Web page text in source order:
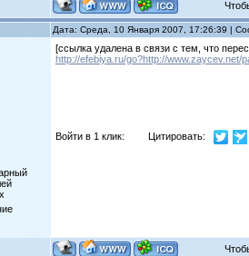
Дата: Среда, 10 Января 2007, 17:26:39 |
[ссылка удалена в связи с тем, что
http://efebiya.ru/go?http://www.zaycev.net/
Войти в 1 клик: Цитировать: